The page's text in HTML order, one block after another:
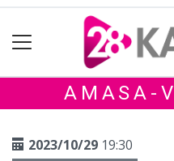
AMASA-
2023/10/29 19:30